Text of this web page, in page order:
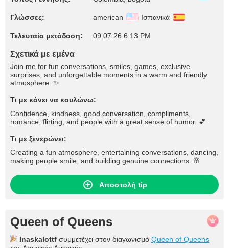
Γλώσσες: american Ισπανικά
Τελευταία μετάδοση: 09.07.26 6:13 PM
Σχετικά με εμένα
Join me for fun conversations, smiles, games, exclusive
surprises, and unforgettable moments in a warm and friendly
atmosphere. ✨
Τι με κάνει να καυλώνω:
Confidence, kindness, good conversation, compliments,
romance, flirting, and people with a great sense of humor. 💕
Τι με ξενερώνει:
Creating a fun atmosphere, entertaining conversations, dancing,
making people smile, and building genuine connections. 🌸
Αποστολή tip
Queen of Queens
Inaskalottf συμμετέχει στον διαγωνισμό Queen of Queens